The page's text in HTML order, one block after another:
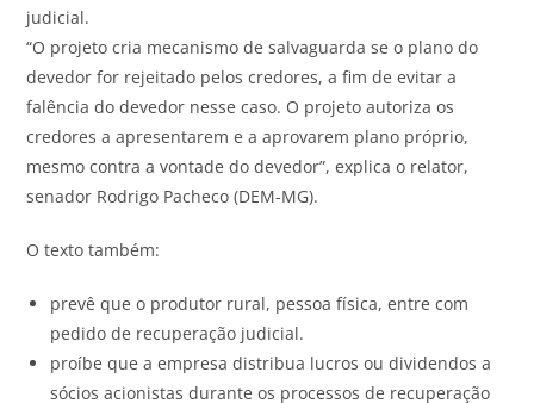
judicial.
“O projeto cria mecanismo de salvaguarda se o plano do
devedor for rejeitado pelos credores, a fim de evitar a
falência do devedor nesse caso. O projeto autoriza os
credores a apresentarem e a aprovarem plano próprio,
mesmo contra a vontade do devedor”, explica o relator,
senador Rodrigo Pacheco (DEM-MG).
O texto também:
prevê que o produtor rural, pessoa física, entre com
pedido de recuperação judicial.
proíbe que a empresa distribua lucros ou dividendos a
sócios acionistas durante os processos de recuperação